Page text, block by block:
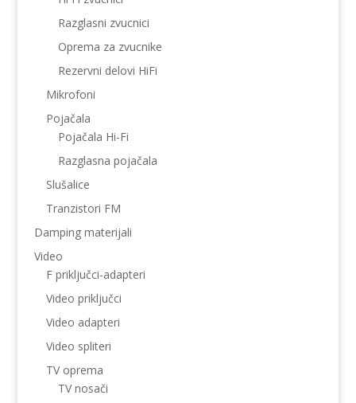
Razglasni zvucnici
Oprema za zvucnike
Rezervni delovi HiFi
Mikrofoni
Pojačala
Pojačala Hi-Fi
Razglasna pojačala
Slušalice
Tranzistori FM
Damping materijali
Video
F priključci-adapteri
Video priključci
Video adapteri
Video spliteri
TV oprema
TV nosači